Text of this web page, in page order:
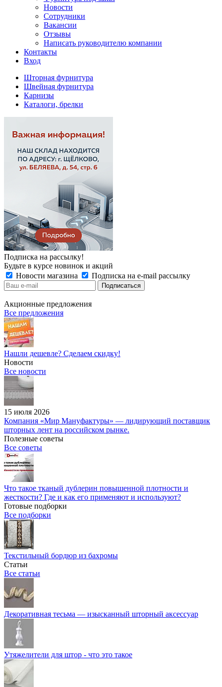
Новости
Сотрудники
Вакансии
Отзывы
Написать руководителю компании
Контакты
Вход
Шторная фурнитура
Швейная фурнитура
Карнизы
Каталоги, брелки
Подписка на рассылку!
Будьте в курсе новинок и акций
Новости магазина
Подписка на e-mail рассылку
Акционные предложения
Все предложения
Нашли дешевле? Сделаем скидку!
Новости
Все новости
15 июля 2026
Компания «Мир Мануфактуры» — лидирующий поставщик
шторных лент на российском рынке.
Полезные советы
Все советы
Что такое тканый дублерин повышенной плотности и
жесткости? Где и как его применяют и используют?
Готовые подборки
Все подборки
Текстильный бордюр из бахромы
Статьи
Все статьи
Декоративная тесьма — изысканный шторный аксессуар
Утяжелители для штор - что это такое